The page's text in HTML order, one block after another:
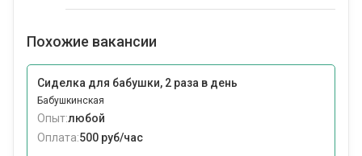
Похожие вакансии
Сиделка для бабушки, 2 раза в день
Бабушкинская
Опыт:любой
Оплата:500 руб/час